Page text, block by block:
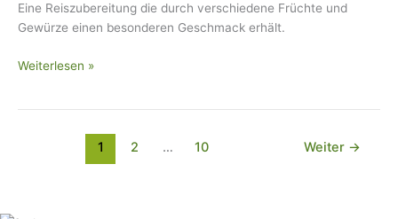
Eine Reiszubereitung die durch verschiedene Früchte und
Gewürze einen besonderen Geschmack erhält.
Weiterlesen »
1 2 … 10 Weiter →